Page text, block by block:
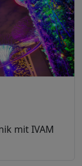
mit IVAM